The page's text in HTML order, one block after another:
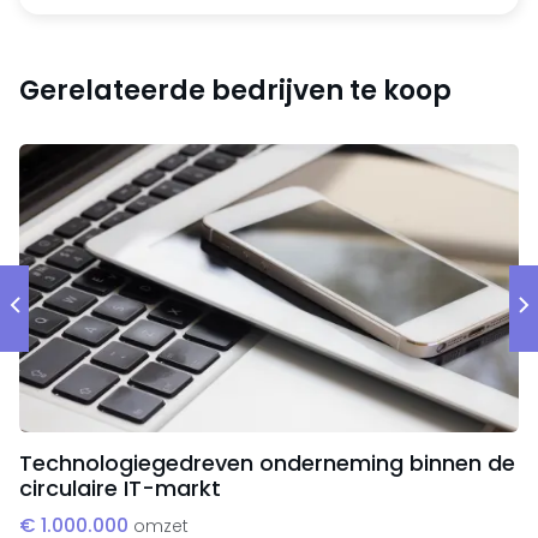
medische hulpmiddelen binnen de Benelux. De
onderneming opereert in het segment van medische
hulpmiddelen.
De belangrijkste klantengroepen zijn groothandels,
ziekenhuizen thuiszorgorganisaties,
ziekenhuisapotheken en gespecialiseerde
zorgverleners. Daarnaast wordt een deel van de
omzet gerealiseerd via directe verkoopkanalen aan
eindgebruikers.
Gerelateerde bedrijven te koop
Technologiegedreven onderneming binnen de
circulaire IT-markt
€ 1.000.000 omzet